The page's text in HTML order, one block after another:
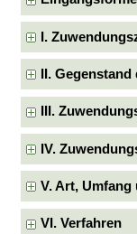
I.
II.
III.
IV.
V. Art,
VI. Verfahren